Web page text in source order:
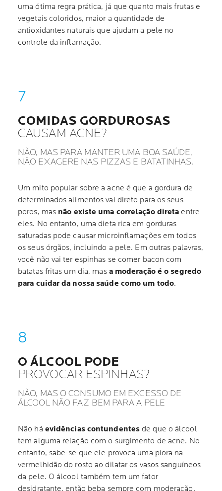
uma ótima regra prática, já que quanto mais frutas e
vegetais coloridos, maior a quantidade de
antioxidantes naturais que ajudam a pele no
controle da inflamação.
COMIDAS GORDUROSAS
CAUSAM ACNE?
NÃO, MAS PARA MANTER UMA BOA SAÚDE,
NÃO EXAGERE NAS PIZZAS E BATATINHAS.
Um mito popular sobre a acne é que a gordura de
determinados alimentos vai direto para os seus
poros, mas não existe uma correlação direta entre
eles. No entanto, uma dieta rica em gorduras
saturadas pode causar microinflamações em todos
os seus órgãos, incluindo a pele. Em outras palavras,
você não vai ter espinhas se comer bacon com
batatas fritas um dia, mas a moderação é o segredo
para cuidar da nossa saúde como um todo.
O ÁLCOOL PODE
PROVOCAR ESPINHAS?
NÃO, MAS O CONSUMO EM EXCESSO DE
ÁLCOOL NÃO FAZ BEM PARA A PELE
Não há evidências contundentes de que o álcool
tem alguma relação com o surgimento de acne. No
entanto, sabe-se que ele provoca uma piora na
vermelhidão do rosto ao dilatar os vasos sanguíneos
da pele. O álcool também tem um fator
desidratante, então beba sempre com moderação.